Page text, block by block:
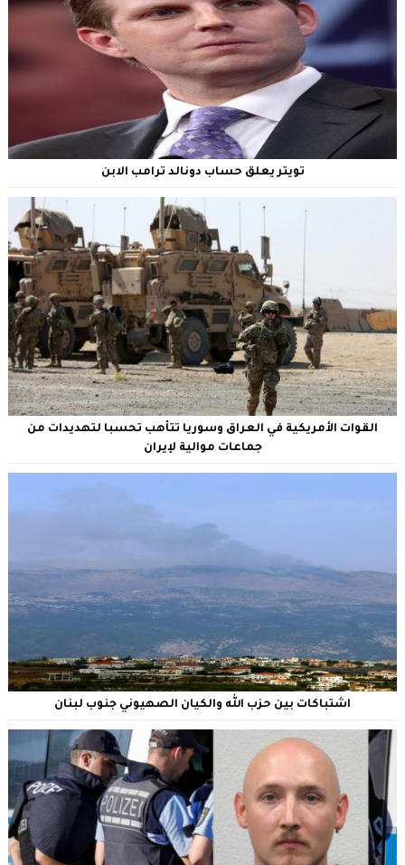
تويتر يعلق حساب دونالد ترامب الابن
القوات الأمريكية في العراق وسوريا تتأهب تحسبا لتهديدات من
جماعات موالية لإيران
اشتباكات بين حزب الله والكيان الصهيوني جنوب لبنان